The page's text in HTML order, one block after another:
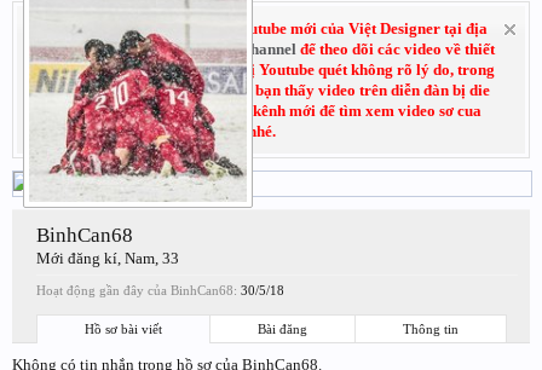
Hãy đăng ký subscribe kênh Youtube mới của Việt Designer tại địa
chỉ:Youtube.com/VietDesignerChannel để theo dõi các video về thiết
kế đồ họa. Do trước đó kênh cũ bị Youtube quét không rõ lý do, trong
thời gian chờ kháng cáo nếu các bạn thấy video trên diễn đàn bị die
không xem được thì có thể vào kênh mới để tìm xem video sơ cua
nhé.
BinhCan68
Mới đăng kí, Nam, 33
Hoạt động gần đây của BinhCan68: 30/5/18
Hồ sơ bài viết Bài đăng Thông tin
Không có tin nhắn trong hồ sơ của BinhCan68.